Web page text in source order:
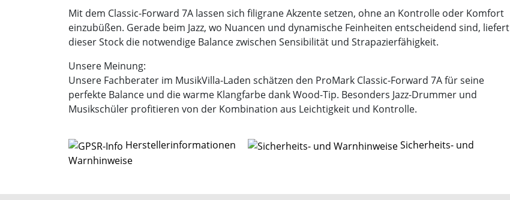
Mit dem Classic-Forward 7A lassen sich filigrane Akzente setzen, ohne an Kontrolle oder Komfort
einzubüßen. Gerade beim Jazz, wo Nuancen und dynamische Feinheiten entscheidend sind, liefert
dieser Stock die notwendige Balance zwischen Sensibilität und Strapazierfähigkeit.
Unsere Meinung:
Unsere Fachberater im MusikVilla-Laden schätzen den ProMark Classic-Forward 7A für seine
perfekte Balance und die warme Klangfarbe dank Wood-Tip. Besonders Jazz-Drummer und
Musikschüler profitieren von der Kombination aus Leichtigkeit und Kontrolle.
Herstellerinformationen
Sicherheits- und
Warnhinweise